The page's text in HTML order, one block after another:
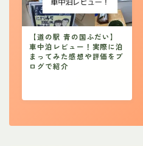
【道の駅 青の国ふだい】
車中泊レビュー！実際に泊
まってみた感想や評価をブ
ログで紹介